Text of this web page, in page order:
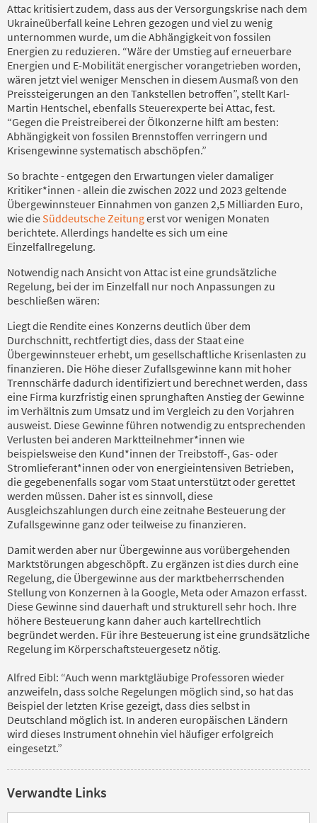
Attac kritisiert zudem, dass aus der Versorgungskrise nach dem
Ukraineüberfall keine Lehren gezogen und viel zu wenig
unternommen wurde, um die Abhängigkeit von fossilen
Energien zu reduzieren. “Wäre der Umstieg auf erneuerbare
Energien und E-Mobilität energischer vorangetrieben worden,
wären jetzt viel weniger Menschen in diesem Ausmaß von den
Preissteigerungen an den Tankstellen betroffen”, stellt Karl-
Martin Hentschel, ebenfalls Steuerexperte bei Attac, fest.
“Gegen die Preistreiberei der Ölkonzerne hilft am besten:
Abhängigkeit von fossilen Brennstoffen verringern und
Krisengewinne systematisch abschöpfen.”
So brachte - entgegen den Erwartungen vieler damaliger
Kritiker*innen - allein die zwischen 2022 und 2023 geltende
Übergewinnsteuer Einnahmen von ganzen 2,5 Milliarden Euro,
wie die Süddeutsche Zeitungerst vor wenigen Monaten
berichtete. Allerdings handelte es sich um eine
Einzelfallregelung.
Notwendig nach Ansicht von Attac ist eine grundsätzliche
Regelung, bei der im Einzelfall nur noch Anpassungen zu
beschließen wären:
Liegt die Rendite eines Konzerns deutlich über dem
Durchschnitt, rechtfertigt dies, dass der Staat eine
Übergewinnsteuer erhebt, um gesellschaftliche Krisenlasten zu
finanzieren. Die Höhe dieser Zufallsgewinne kann mit hoher
Trennschärfe dadurch identifiziert und berechnet werden, dass
eine Firma kurzfristig einen sprunghaften Anstieg der Gewinne
im Verhältnis zum Umsatz und im Vergleich zu den Vorjahren
ausweist. Diese Gewinne führen notwendig zu entsprechenden
Verlusten bei anderen Marktteilnehmer*innen wie
beispielsweise den Kund*innen der Treibstoff-, Gas- oder
Stromlieferant*innen oder von energieintensiven Betrieben,
die gegebenenfalls sogar vom Staat unterstützt oder gerettet
werden müssen. Daher ist es sinnvoll, diese
Ausgleichszahlungen durch eine zeitnahe Besteuerung der
Zufallsgewinne ganz oder teilweise zu finanzieren.
Damit werden aber nur Übergewinne aus vorübergehenden
Marktstörungen abgeschöpft. Zu ergänzen ist dies durch eine
Regelung, die Übergewinne aus der marktbeherrschenden
Stellung von Konzernen à la Google, Meta oder Amazon erfasst.
Diese Gewinne sind dauerhaft und strukturell sehr hoch. Ihre
höhere Besteuerung kann daher auch kartellrechtlich
begründet werden. Für ihre Besteuerung ist eine grundsätzliche
Regelung im Körperschaftsteuergesetz nötig.
Alfred Eibl: “Auch wenn marktgläubige Professoren wieder
anzweifeln, dass solche Regelungen möglich sind, so hat das
Beispiel der letzten Krise gezeigt, dass dies selbst in
Deutschland möglich ist. In anderen europäischen Ländern
wird dieses Instrument ohnehin viel häufiger erfolgreich
eingesetzt.”
Verwandte Links